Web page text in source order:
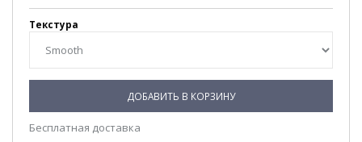
Текстура
ДОБАВИТЬ В КОРЗИНУ
Бесплатная доставка